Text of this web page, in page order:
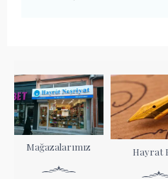
Mağazalarımız Hayrat